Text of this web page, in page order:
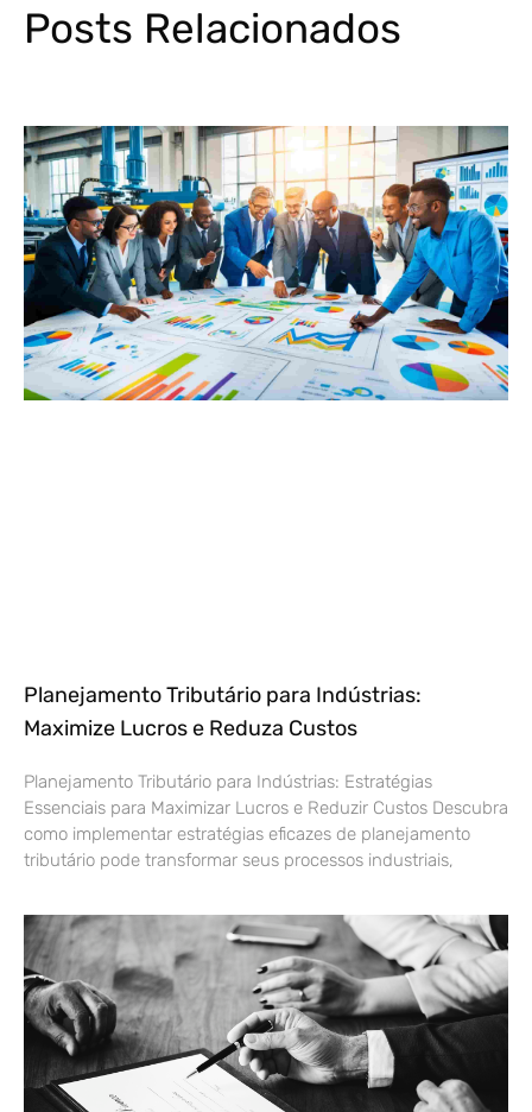
Posts Relacionados
Planejamento Tributário para Indústrias:
Maximize Lucros e Reduza Custos
Planejamento Tributário para Indústrias: Estratégias
Essenciais para Maximizar Lucros e Reduzir Custos Descubra
como implementar estratégias eficazes de planejamento
tributário pode transformar seus processos industriais,